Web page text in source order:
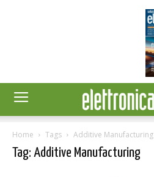
Home Tags Additive Manufacturing
Tag: Additive Manufacturing